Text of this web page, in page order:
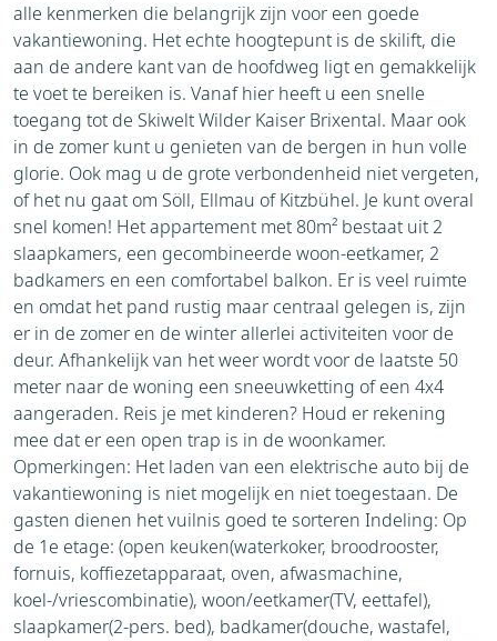
alle kenmerken die belangrijk zijn voor een goede
vakantiewoning. Het echte hoogtepunt is de skilift, die
aan de andere kant van de hoofdweg ligt en gemakkelijk
te voet te bereiken is. Vanaf hier heeft u een snelle
toegang tot de Skiwelt Wilder Kaiser Brixental. Maar ook
in de zomer kunt u genieten van de bergen in hun volle
glorie. Ook mag u de grote verbondenheid niet vergeten,
of het nu gaat om Söll, Ellmau of Kitzbühel. Je kunt overal
snel komen! Het appartement met 80m² bestaat uit 2
slaapkamers, een gecombineerde woon-eetkamer, 2
badkamers en een comfortabel balkon. Er is veel ruimte
en omdat het pand rustig maar centraal gelegen is, zijn
er in de zomer en de winter allerlei activiteiten voor de
deur. Afhankelijk van het weer wordt voor de laatste 50
meter naar de woning een sneeuwketting of een 4x4
aangeraden. Reis je met kinderen? Houd er rekening
mee dat er een open trap is in de woonkamer.
Opmerkingen: Het laden van een elektrische auto bij de
vakantiewoning is niet mogelijk en niet toegestaan. De
gasten dienen het vuilnis goed te sorteren Indeling: Op
de 1e etage: (open keuken(waterkoker, broodrooster,
fornuis, koffiezetapparaat, oven, afwasmachine,
koel-/vriescombinatie), woon/eetkamer(TV, eettafel),
slaapkamer(2-pers. bed), badkamer(douche, wastafel,